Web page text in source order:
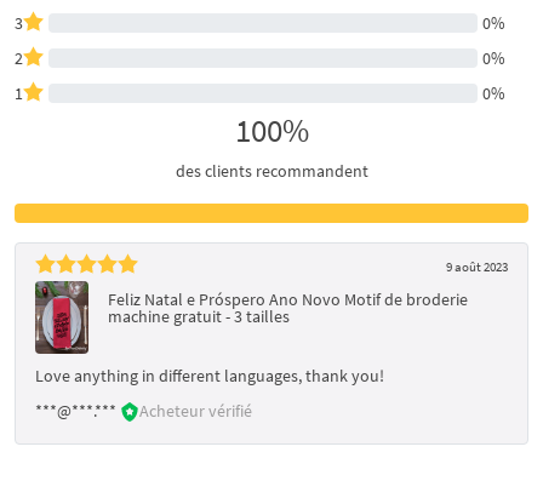
3
0%
2
0%
1
0%
100%
des clients recommandent
9 août 2023
Feliz Natal e Próspero Ano Novo Motif de broderie
machine gratuit - 3 tailles
Love anything in different languages, thank you!
***@***.***
Acheteur vérifié